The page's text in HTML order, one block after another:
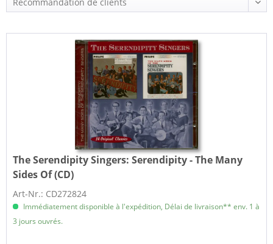
The Serendipity Singers:Serendipity - The Many
Sides Of (CD)
Art-Nr.: CD272824
Immédiatement disponible à l'expédition, Délai de livraison** env. 1 à
3 jours ouvrés.